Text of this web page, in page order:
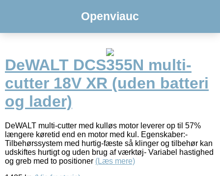
Openviauc
DeWALT DCS355N multi-
cutter 18V XR (uden batteri
og lader)
DeWALT multi-cutter med kulløs motor leverer op til 57%
længere køretid end en motor med kul. Egenskaber:-
Tilbehørssystem med hurtig-fæste så klinger og tilbehør kan
udskiftes hurtigt og uden brug af værktøj- Variabel hastighed
og greb med to positioner (Læs mere)